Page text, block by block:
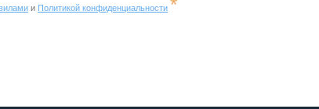
и Политикой конфиденциальности